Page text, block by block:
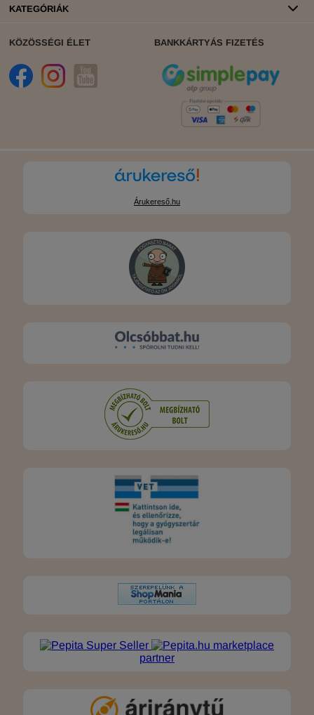
KATEGÓRIÁK
KÖZÖSSÉGI ÉLET BANKKÁRTYÁS FIZETÉS
Árukereső.hu
marketplace
partner